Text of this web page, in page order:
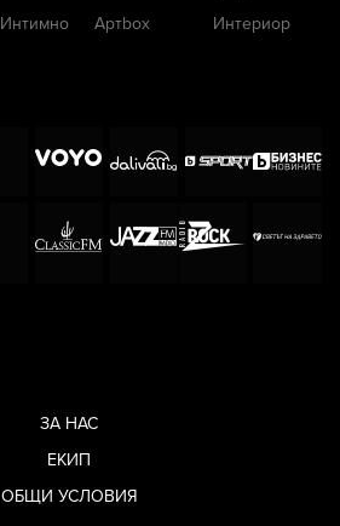
Интимно
Артbox
Интериор
ЗА НАС
ЕКИП
ОБЩИ УСЛОВИЯ